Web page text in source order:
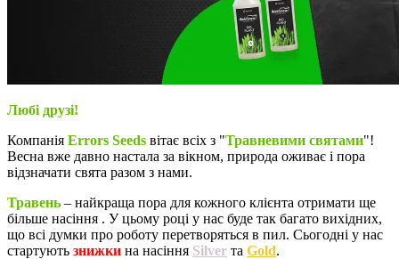
Любі друзі!
Компанія Errors Seeds вітає всіх з "Травневими святами"!
Весна вже давно настала за вікном, природа оживає і пора
відзначати свята разом з нами.
Травень – найкраща пора для кожного клієнта отримати ще
більше насіння . У цьому році у нас буде так багато вихідних,
що всі думки про роботу перетворяться в пил. Сьогодні у нас
стартують знижки на насіння Silver та Gold.